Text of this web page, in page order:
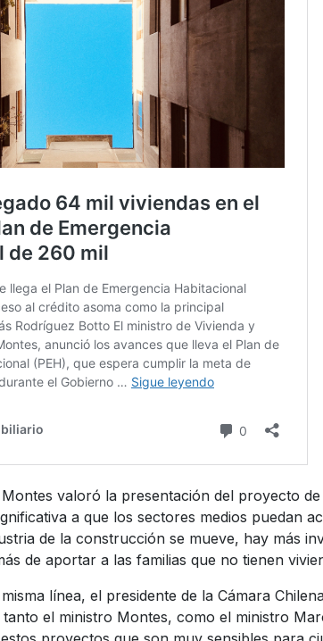
valoró la presentación del proyecto
a que los sectores medios puedan
de la construcción se mueve, hay más
de aportar a las familias que no tienen
línea, el presidente de la Cámara
el ministro Montes, como el ministro